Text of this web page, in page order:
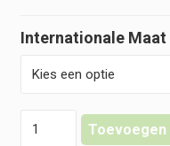
Internationale Maat
Compressiesokken
Toevoegen